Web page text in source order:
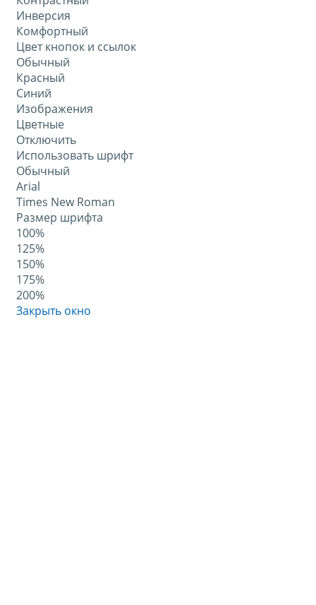
Инверсия
Комфортный
Цвет кнопок и ссылок
Обычный
Красный
Синий
Изображения
Цветные
Отключить
Использовать шрифт
Обычный
Arial
Times New Roman
Размер шрифта
100%
125%
150%
175%
200%
Закрыть окно